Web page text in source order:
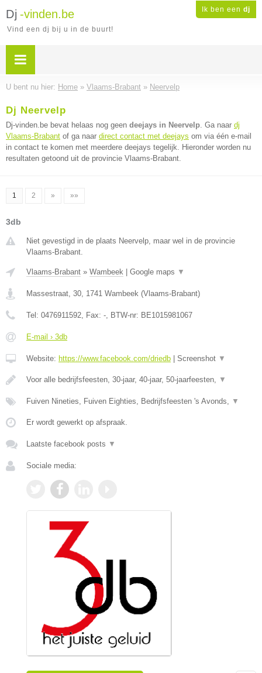
Ik ben een dj
Dj -vinden.be
Vind een dj bij u in de buurt!
U bent nu hier: Home » Vlaams-Brabant » Neervelp
Dj Neervelp
Dj-vinden.be bevat helaas nog geen deejays in Neervelp. Ga naar dj
Vlaams-Brabant of ga naar direct contact met deejays om via één e-mail
in contact te komen met meerdere deejays tegelijk. Hieronder worden nu
resultaten getoond uit de provincie Vlaams-Brabant.
1 2 » »»
3db
Niet gevestigd in de plaats Neervelp, maar wel in de provincie
Vlaams-Brabant.
Vlaams-Brabant » Wambeek Google maps ▼
Massestraat, 30, 1741 Wambeek (Vlaams-Brabant)
Tel: 0476911592, Fax: -, BTW-nr: BE1015981067
E-mail › 3db
Website: https://www.facebook.com/driedb Screenshot ▼
Voor alle bedrijfsfeesten, 30-jaar, 40-jaar, 50-jaarfeesten, ▼
Fuiven Nineties, Fuiven Eighties, Bedrijfsfeesten 's Avonds, ▼
Er wordt gewerkt op afspraak.
Laatste facebook posts ▼
Sociale media: